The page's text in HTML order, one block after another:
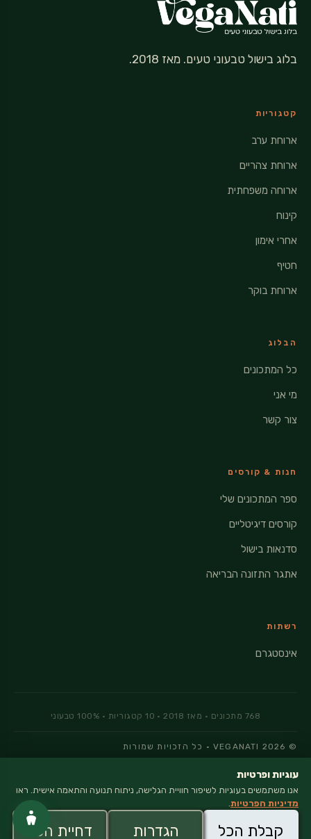
בלוג בישול טבעוני טעים. מאז 2018.
קטגוריות
ארוחת ערב
ארוחת צהריים
ארוחה משפחתית
קינוח
אחרי אימון
חטיף
ארוחת בוקר
הבלוג
כל המתכונים
מי אני
צור קשר
חנות & קורסים
ספר המתכונים שלי
קורסים דיגיטליים
סדנאות בישול
אתגר התזונה הבריאה
רשתות
אינסטגרם
© 2026 VEGANATI · כל הזכויות שמורות
מדיניות פרטיות
עוגיות ופרטיות
אנו משתמשים בעוגיות לשיפור חוויית הגלישה, ניתוח תנועה והתאמה אישית. ראו
מדיניות הפרטיות.
קבלת הכל הגדרות דחיית הכל VegaNati